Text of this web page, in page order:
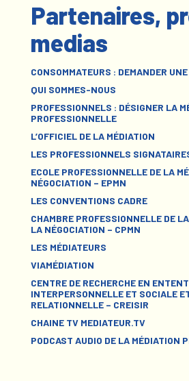
Partenaires,
medias
CONSOMMATEURS : DEMANDER
QUI SOMMES-NOUS
PROFESSIONNELS : DÉSIGNER LA
PROFESSIONNELLE
L’OFFICIEL DE LA MÉDIATION
LES PROFESSIONNELS
ECOLE PROFESSIONNELLE DE LA
NÉGOCIATION – EPMN
LES CONVENTIONS CADRE
CHAMBRE PROFESSIONNELLE DE
LA NÉGOCIATION – CPMN
LES MÉDIATEURS
VIAMÉDIATION
CENTRE DE RECHERCHE EN
INTERPERSONNELLE ET SOCIALE
RELATIONNELLE – CREISIR
CHAINE TV MEDIATEUR.TV
PODCAST AUDIO DE LA MÉDIATION